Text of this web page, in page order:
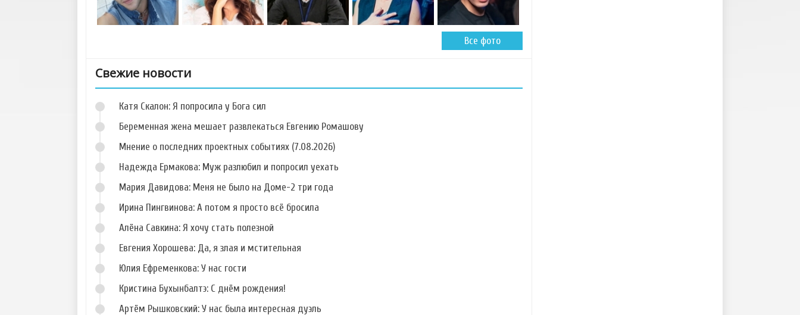
Фото Данила
Романова
Фото Кристины
Дерябиной
Фото Алины
Алексеевой
Фото Сергея
Худякова
Фото Алены
Павловой
Фото Сергея
Все фото
Свежие новости
Катя Скалон: Я попросила у Бога сил
Беременная жена мешает развлекаться Евгению Ромашову
Мнение о последних проектных событиях (7.08.2026)
Надежда Ермакова: Муж разлюбил и попросил уехать
Мария Давидова: Меня не было на Доме-2 три года
Ирина Пингвинова: А потом я просто всё бросила
Алёна Савкина: Я хочу стать полезной
Евгения Хорошева: Да, я злая и мстительная
Юлия Ефременкова: У нас гости
Кристина Бухынбалтэ: С днём рождения!
Артём Рышковский: У нас была интересная дуэль